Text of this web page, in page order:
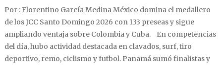
Por : Florentino García Medina México domina el medallero
de los JCC Santo Domingo 2026 con 133 preseas y sigue
ampliando ventaja sobre Colombia y Cuba. En competencias
del día, hubo actividad destacada en clavados, surf, tiro
deportivo, remo, ciclismo y futbol. Panamá sumó finalistas y